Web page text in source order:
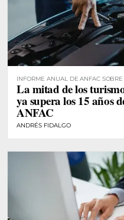
INFORME ANUAL DE ANFAC
La mitad de los
ya supera los 15 años
ANFAC
ANDRÉS FIDALGO